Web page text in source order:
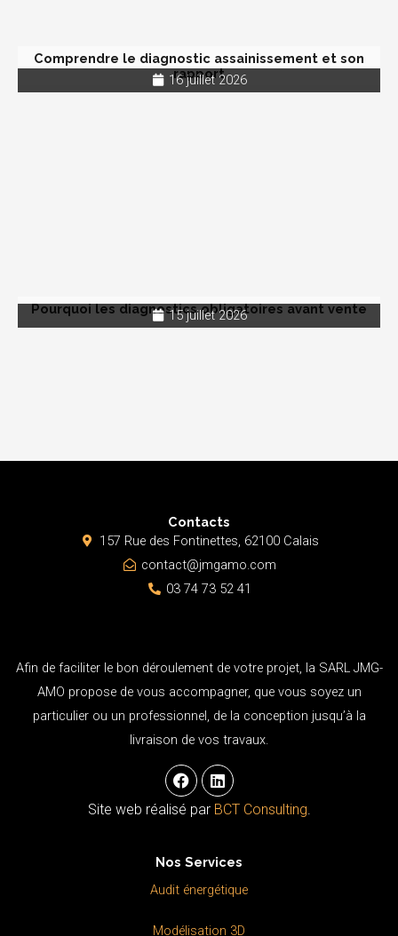
Comprendre le diagnostic assainissement et son
rapport
16 juillet 2026
Pourquoi les diagnostics obligatoires avant vente
15 juillet 2026
Contacts
157 Rue des Fontinettes, 62100 Calais
contact@jmgamo.com
03 74 73 52 41
Afin de faciliter le bon déroulement de votre projet, la SARL JMG-
AMO propose de vous accompagner, que vous soyez un
particulier ou un professionnel, de la conception jusqu’à la
livraison de vos travaux.
F
a
c
e
o
k
L
i
n
k
i
n
Site web réalisé par BCT Consulting.
Nos Services
Audit énergétique
Modélisation 3D